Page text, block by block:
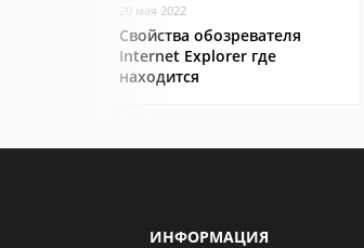
20 мая 2022
Свойства обозревателя
Internet Explorer где
находится
ИНФОРМАЦИЯ